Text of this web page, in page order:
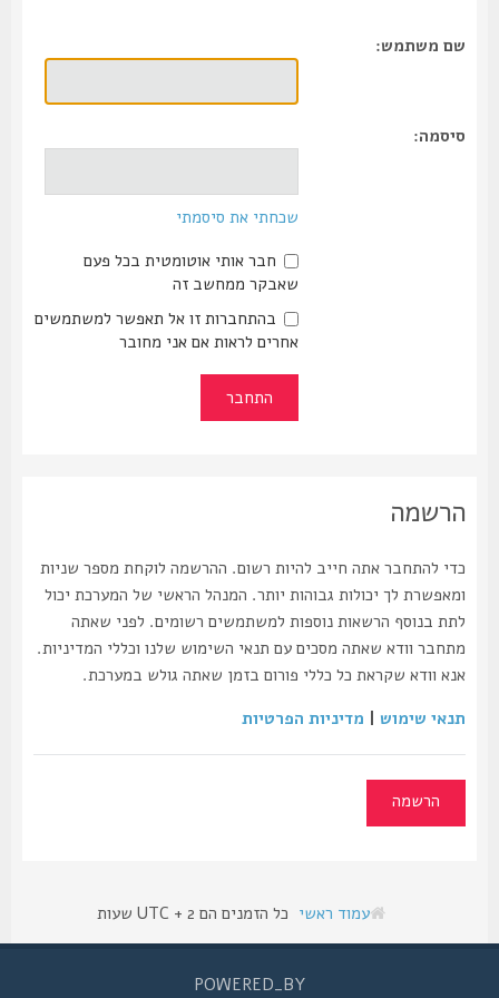
שם משתמש:
סיסמה:
שכחתי את סיסמתי
חבר אותי אוטומטית בכל פעם
שאבקר ממחשב זה
בהתחברות זו אל תאפשר למשתמשים
אחרים לראות אם אני מחובר
הרשמה
כדי להתחבר אתה חייב להיות רשום. ההרשמה לוקחת מספר שניות
ומאפשרת לך יכולות גבוהות יותר. המנהל הראשי של המערכת יכול
לתת בנוסף הרשאות נוספות למשתמשים רשומים. לפני שאתה
מתחבר וודא שאתה מסכים עם תנאי השימוש שלנו וכללי המדיניות.
אנא וודא שקראת כל כללי פורום בזמן שאתה גולש במערכת.
תנאי שימוש|מדיניות הפרטיות
הרשמה
עמוד ראשי כל הזמנים הם UTC + 2 שעות
POWERED_BY